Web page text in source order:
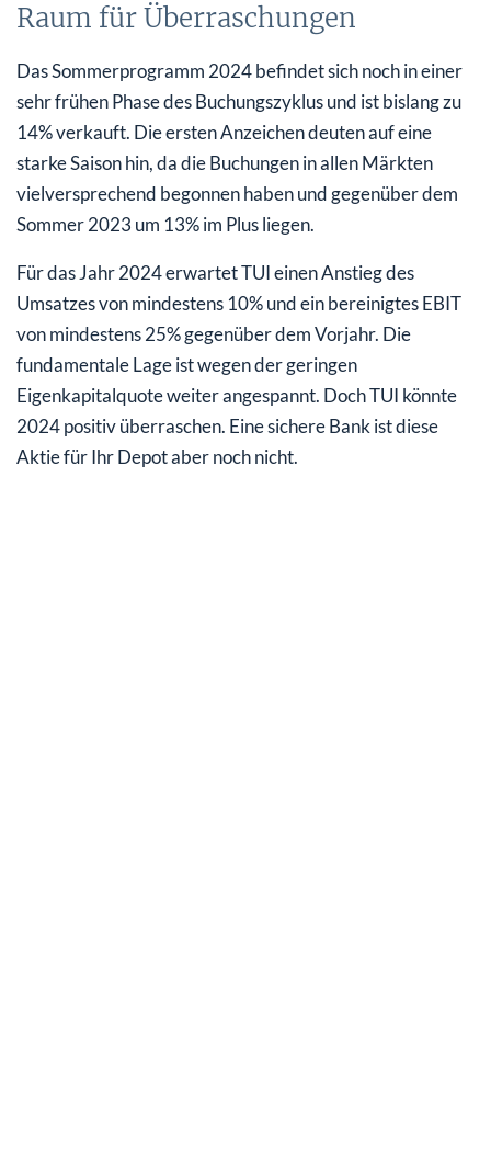
Raum für Überraschungen
Das Sommerprogramm 2024 befindet sich noch in einer
sehr frühen Phase des Buchungszyklus und ist bislang zu
14% verkauft. Die ersten Anzeichen deuten auf eine
starke Saison hin, da die Buchungen in allen Märkten
vielversprechend begonnen haben und gegenüber dem
Sommer 2023 um 13% im Plus liegen.
Für das Jahr 2024 erwartet TUI einen Anstieg des
Umsatzes von mindestens 10% und ein bereinigtes EBIT
von mindestens 25% gegenüber dem Vorjahr. Die
fundamentale Lage ist wegen der geringen
Eigenkapitalquote weiter angespannt. Doch TUI könnte
2024 positiv überraschen. Eine sichere Bank ist diese
Aktie für Ihr Depot aber noch nicht.